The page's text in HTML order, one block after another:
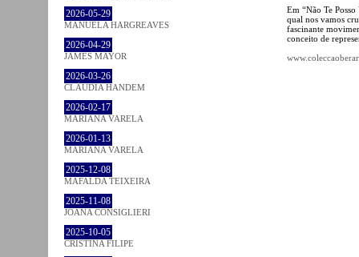
2026-05-29
MANUELA HARGREAVES
2026-04-29
JAMES MAYOR
2026-03-26
CLÁUDIA HANDEM
2026-02-17
MARIANA VARELA
2026-01-13
MARIANA VARELA
2025-12-08
MAFALDA TEIXEIRA
2025-11-08
JOANA CONSIGLIERI
2025-10-05
CRISTINA FILIPE
Em “Não Te
qual nos vamos
fascinante
conceito de